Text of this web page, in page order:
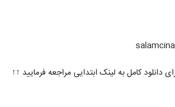
دانلود کامل به لینک ابتدایی مراجعه فرمایید ↑↑